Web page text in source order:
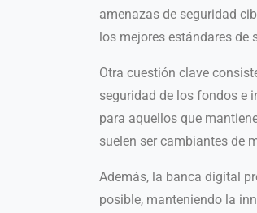
amenazas de seguridad
los mejores estándares de
Otra cuestión clave
seguridad de los fondos e
para aquellos que
suelen ser cambiantes de
Además, la banca digital
posible, manteniendo la